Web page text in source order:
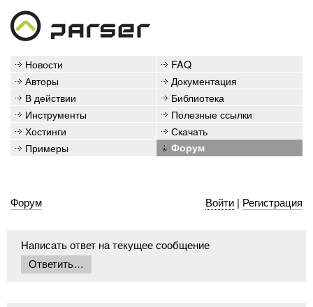
Новости
FAQ
Авторы
Документация
В действии
Библиотека
Инструменты
Полезные ссылки
Хостинги
Скачать
Примеры
Форум
Форум Войти| Регистрация
Написать ответ на текущее сообщение